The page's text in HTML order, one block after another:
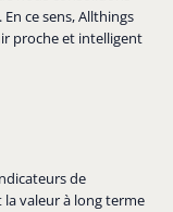
ce sens, Allthings
proche et intelligent
de
valeur à long terme